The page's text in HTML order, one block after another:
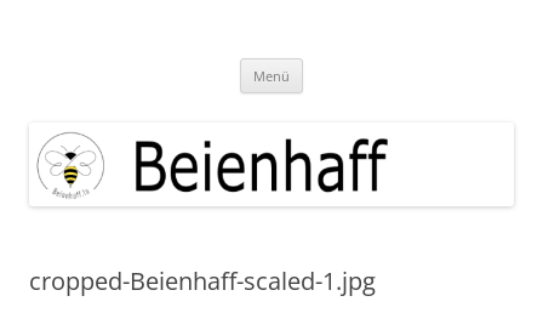
Menü
cropped-Beienhaff-scaled-1.jpg